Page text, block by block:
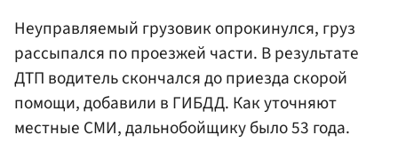
Неуправляемый грузовик опрокинулся, груз
рассыпался по проезжей части. В результате
ДТП водитель скончался до приезда скорой
помощи, добавили в ГИБДД. Как уточняют
местные СМИ, дальнобойщику было 53 года.